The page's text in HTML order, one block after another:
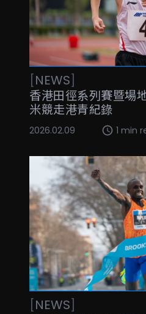
[NEWS]
香港田徑系列賽暨場
米競走港青紀錄
2026.02.09 1 min
[NEWS]